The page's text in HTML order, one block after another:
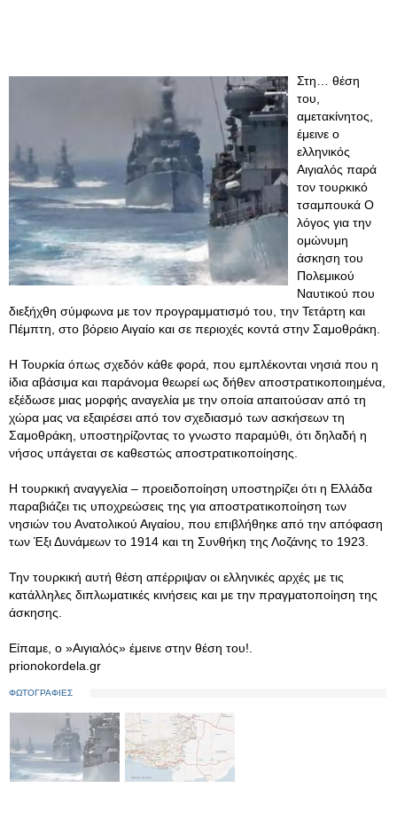
Στη… θέση
του,
αμετακίνητος,
έμεινε ο
ελληνικός
Αιγιαλός παρά
τον τουρκικό
τσαμπουκά Ο
λόγος για την
ομώνυμη
άσκηση του
Πολεμικού
Ναυτικού που
διεξήχθη σύμφωνα με τον προγραμματισμό του, την Τετάρτη και
Πέμπτη, στο βόρειο Αιγαίο και σε περιοχές κοντά στην Σαμοθράκη.
Η Τουρκία όπως σχεδόν κάθε φορά, που εμπλέκονται νησιά που η
ίδια αβάσιμα και παράνομα θεωρεί ως δήθεν αποστρατικοποιημένα,
εξέδωσε μιας μορφής αναγελία με την οποία απαιτούσαν από τη
χώρα μας να εξαιρέσει από τον σχεδιασμό των ασκήσεων τη
Σαμοθράκη, υποστηρίζοντας το γνωστο παραμύθι, ότι δηλαδή η
νήσος υπάγεται σε καθεστώς αποστρατικοποίησης.
Η τουρκική αναγγελία – προειδοποίηση υποστηρίζει ότι η Ελλάδα
παραβιάζει τις υποχρεώσεις της για αποστρατικοποίηση των
νησιών του Ανατολικού Αιγαίου, που επιβλήθηκε από την απόφαση
των Έξι Δυνάμεων το 1914 και τη Συνθήκη της Λοζάνης το 1923.
Την τουρκική αυτή θέση απέρριψαν οι ελληνικές αρχές με τις
κατάλληλες διπλωματικές κινήσεις και με την πραγματοποίηση της
άσκησης.
Είπαμε, ο »Αιγιαλός» έμεινε στην θέση του!.
prionokordela.gr
ΦΩΤΟΓΡΑΦΙΕΣ